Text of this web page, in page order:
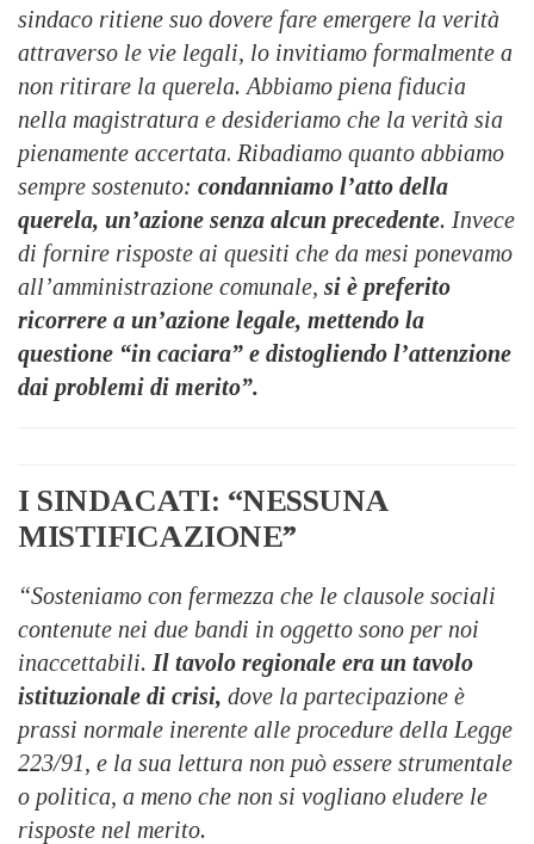
sindaco ritiene suo dovere fare emergere la verità
attraverso le vie legali, lo invitiamo formalmente a
non ritirare la querela. Abbiamo piena fiducia
nella magistratura e desideriamo che la verità sia
pienamente accertata. Ribadiamo quanto abbiamo
sempre sostenuto: condanniamo l’atto della
querela, un’azione senza alcun precedente. Invece
di fornire risposte ai quesiti che da mesi ponevamo
all’amministrazione comunale, si è preferito
ricorrere a un’azione legale, mettendo la
questione “in caciara” e distogliendo l’attenzione
dai problemi di merito”.
I SINDACATI: “NESSUNA
MISTIFICAZIONE”
“Sosteniamo con fermezza che le clausole sociali
contenute nei due bandi in oggetto sono per noi
inaccettabili. Il tavolo regionale era un tavolo
istituzionale di crisi, dove la partecipazione è
prassi normale inerente alle procedure della Legge
223/91, e la sua lettura non può essere strumentale
o politica, a meno che non si vogliano eludere le
risposte nel merito.